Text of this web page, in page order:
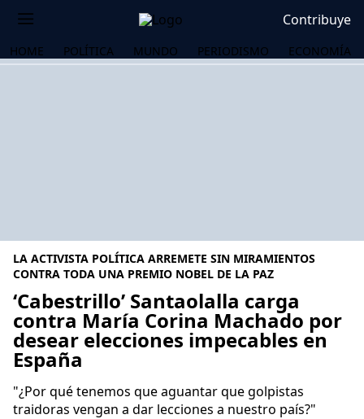
Contribuye
HOME POLÍTICA MUNDO PERIODISMO ECONOMÍA
LA ACTIVISTA POLÍTICA ARREMETE SIN MIRAMIENTOS
CONTRA TODA UNA PREMIO NOBEL DE LA PAZ
‘Cabestrillo’ Santaolalla carga
contra María Corina Machado por
desear elecciones impecables en
España
"¿Por qué tenemos que aguantar que golpistas
traidoras vengan a dar lecciones a nuestro país?"